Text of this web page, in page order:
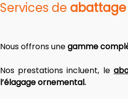
Services de abattage
Nous offrons une gamme
Nos prestations incluent, le
l’élagage ornemental.